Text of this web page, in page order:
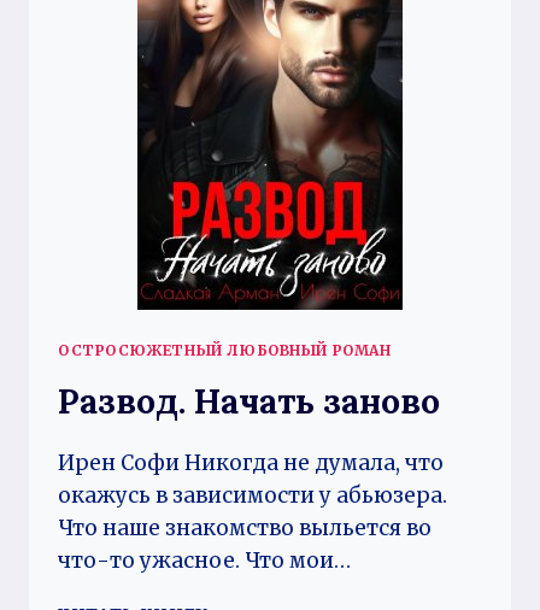
ОСТРОСЮЖЕТНЫЙ ЛЮБОВНЫЙ РОМАН
Развод. Начать заново
Ирен Софи Никогда не думала, что
окажусь в зависимости у абьюзера.
Что наше знакомство выльется во
что-то ужасное. Что мои…